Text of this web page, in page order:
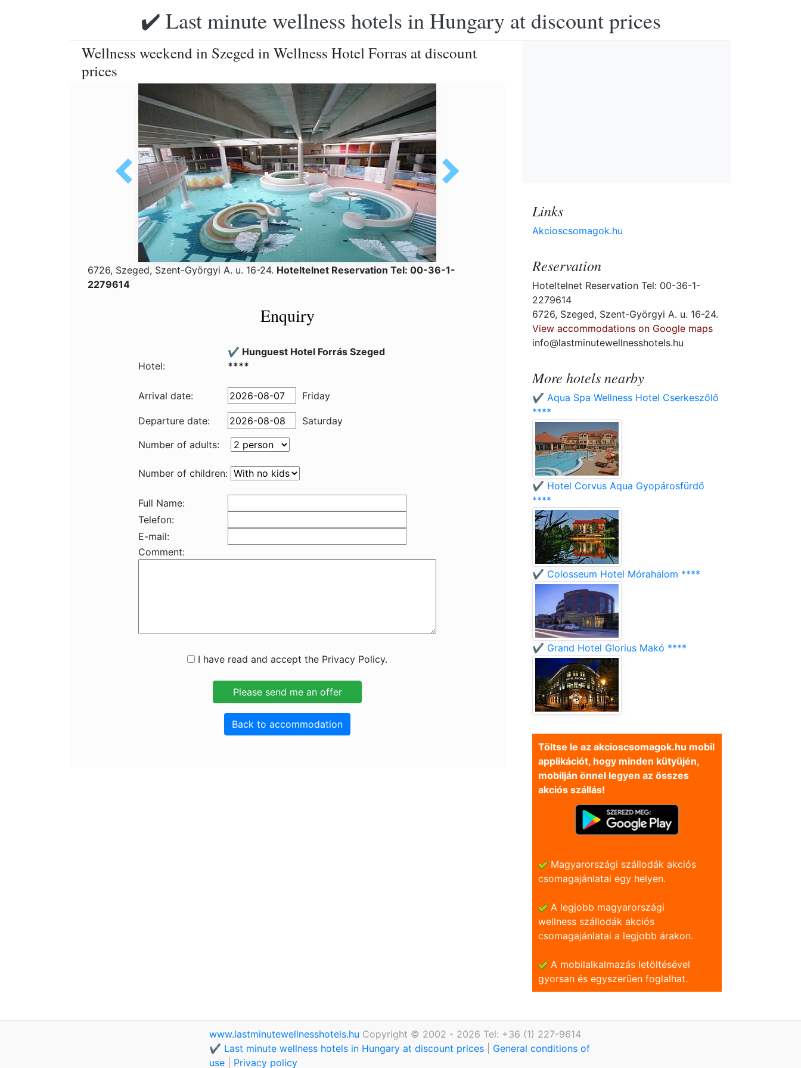
✔️ Last minute wellness hotels in Hungary at discount prices
Wellness weekend in Szeged in Wellness Hotel Forras at discount
prices
6726, Szeged, Szent-Györgyi A. u. 16-24. Hoteltelnet Reservation Tel: 00-36-1-
2279614
Enquiry
Hotel:
✔️ Hunguest Hotel Forrás Szeged
****
Arrival date: Friday
Departure date:
Saturday
Number of adults:
Number of children:
Full Name:
Telefon:
E-mail:
Comment:
I have read and accept the Privacy Policy.
Back to accommodation
Links
Akcioscsomagok.hu
Reservation
Hoteltelnet Reservation Tel: 00-36-1-
2279614
6726, Szeged, Szent-Györgyi A. u. 16-24.
View accommodations on Google maps
info@lastminutewellnesshotels.hu
More hotels nearby
✔️ Aqua Spa Wellness Hotel Cserkeszőlő
****
✔️ Hotel Corvus Aqua Gyopárosfürdő
****
✔️ Colosseum Hotel Mórahalom ****
✔️ Grand Hotel Glorius Makó ****
Töltse le az akcioscsomagok.hu mobil
applikációt, hogy minden kütyüjén,
mobilján önnel legyen az összes
akciós szállás!
Magyarországi szállodák akciós
csomagajánlatai egy helyen.
A legjobb magyarországi
wellness szállodák akciós
csomagajánlatai a legjobb árakon.
A mobilalkalmazás letöltésével
gyorsan és egyszerũen foglalhat.
www.lastminutewellnesshotels.hu Copyright © 2002 - 2026 Tel: +36 (1) 227-9614
✔️ Last minute wellness hotels in Hungary at discount prices
General conditions of
use
Privacy policy